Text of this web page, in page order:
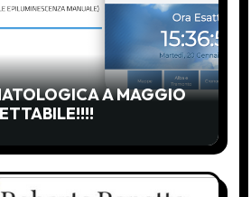
A MAGGIO